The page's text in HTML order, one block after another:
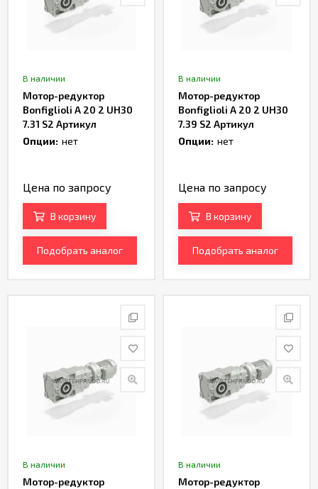
В наличии
Мотор-редуктор
Bonfiglioli A 20 2 UH30
7.31 S2 Артикул
TH233012
Опции: нет
Цена по запросу
В корзину
Подобрать аналог
В наличии
Мотор-редуктор
Bonfiglioli A 20 2 UH30
7.39 S2 Артикул
TH233014
Опции: нет
Цена по запросу
В корзину
Подобрать аналог
В наличии
Мотор-редуктор
В наличии
Мотор-редуктор